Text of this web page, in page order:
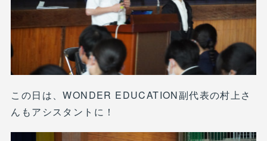
この日は、WONDER EDUCATION副代表の村上さ
んもアシスタントに！